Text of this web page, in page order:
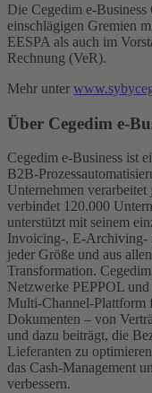
Die Cegedim
einschlägigen Gremien
EESPA als auch im
Rechnung (VeR).
Mehr unter
Über Cegedim e-
Cegedim e-Business ist
B2B-
Unternehmen
verbindet 120.000
unterstützt mit seinem
Invoicing-, E-Archiving-
jeder Größe und aus
Transformation.
Netzwerke PEPPOL
Multi-Channel-Plattform
Dokumenten – von
und dazu beiträgt, die
Lieferanten zu
das Cash-Management
verbessern.